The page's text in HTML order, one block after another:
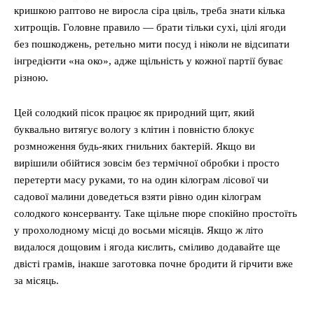
кришкою раптово не виросла сіра цвіль, треба знати кілька
хитрощів. Головне правило — брати тільки сухі, цілі ягоди
без пошкоджень, ретельно мити посуд і ніколи не відсипати
інгредієнти «на око», адже щільність у кожної партії буває
різною.
Цей солодкий пісок працює як природний щит, який
буквально витягує вологу з клітин і повністю блокує
розмноження будь-яких гнильних бактерій. Якщо ви
вирішили обійтися зовсім без термічної обробки і просто
перетерти масу руками, то на один кілограм лісової чи
садової малини доведеться взяти рівно один кілограм
солодкого консерванту. Таке щільне пюре спокійно простоїть
у прохолодному місці до восьми місяців. Якщо ж літо
видалося дощовим і ягода кислить, сміливо додавайте ще
двісті грамів, інакше заготовка почне бродити й гірчити вже
за місяць.